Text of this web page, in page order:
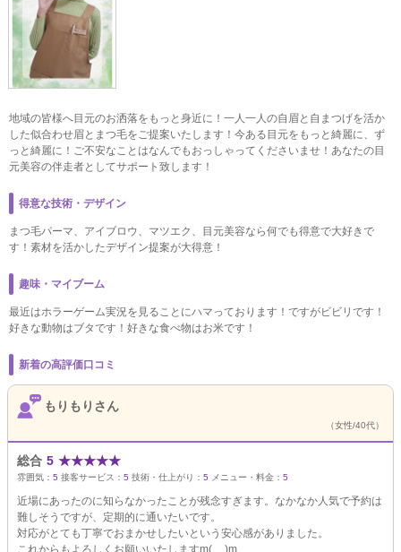
地域の皆様へ目元のお洒落をもっと身近に！一人一人の自眉と自まつげを活か
した似合わせ眉とまつ毛をご提案いたします！今ある目元をもっと綺麗に、ず
っと綺麗に！ご不安なことはなんでもおっしゃってくださいませ！あなたの目
元美容の伴走者としてサポート致します！
得意な技術・デザイン
まつ毛パーマ、アイブロウ、マツエク、目元美容なら何でも得意で大好きで
す！素材を活かしたデザイン提案が大得意！
趣味・マイブーム
最近はホラーゲーム実況を見ることにハマっております！ですがビビリです！
好きな動物はブタです！好きな食べ物はお米です！
新着の高評価口コミ
もりもりさん
（女性/40代）
総合 5 ★★★★★
雰囲気： 5 接客サービス： 5 技術・仕上がり： 5 メニュー・料金： 5
近場にあったのに知らなかったことが残念すぎます。なかなか人気で予約は
難しそうですが、定期的に通いたいです。
対応がとても丁寧でおまかせしたいという安心感がありました。